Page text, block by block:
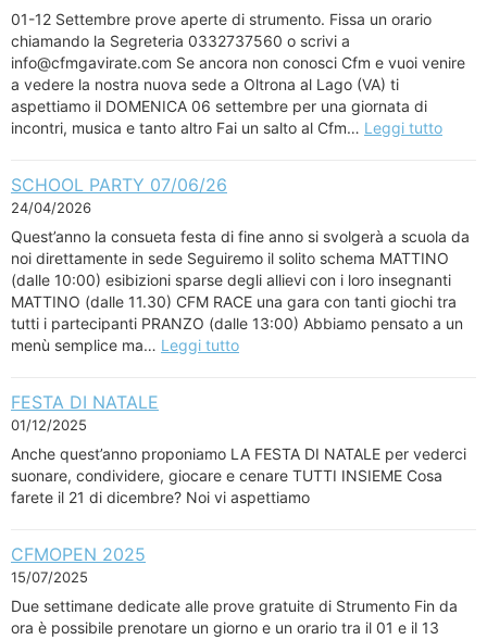
01-12 Settembre prove aperte di strumento. Fissa un orario
chiamando la Segreteria 0332737560 o scrivi a
info@cfmgavirate.com Se ancora non conosci Cfm e vuoi venire
a vedere la nostra nuova sede a Oltrona al Lago (VA) ti
aspettiamo il DOMENICA 06 settembre per una giornata di
incontri, musica e tanto altro Fai un salto al Cfm… Leggi tutto
SCHOOL PARTY 07/06/26
24/04/2026
Quest’anno la consueta festa di fine anno si svolgerà a scuola da
noi direttamente in sede Seguiremo il solito schema MATTINO
(dalle 10:00) esibizioni sparse degli allievi con i loro insegnanti
MATTINO (dalle 11.30) CFM RACE una gara con tanti giochi tra
tutti i partecipanti PRANZO (dalle 13:00) Abbiamo pensato a un
menù semplice ma… Leggi tutto
FESTA DI NATALE
01/12/2025
Anche quest’anno proponiamo LA FESTA DI NATALE per vederci
suonare, condividere, giocare e cenare TUTTI INSIEME Cosa
farete il 21 di dicembre? Noi vi aspettiamo
CFMOPEN 2025
15/07/2025
Due settimane dedicate alle prove gratuite di Strumento Fin da
ora è possibile prenotare un giorno e un orario tra il 01 e il 13